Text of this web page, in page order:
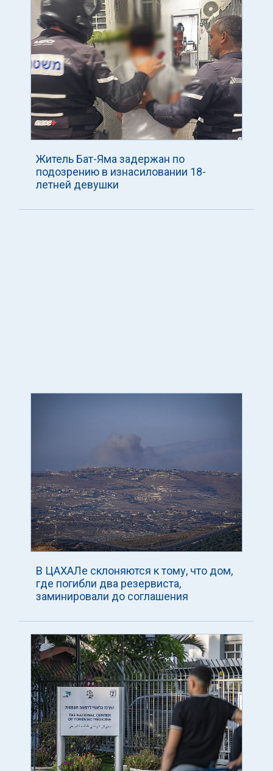
Житель Бат-Яма задержан по
подозрению в изнасиловании 18-
летней девушки
В ЦАХАЛе склоняются к тому, что дом,
где погибли два резервиста,
заминировали до соглашения